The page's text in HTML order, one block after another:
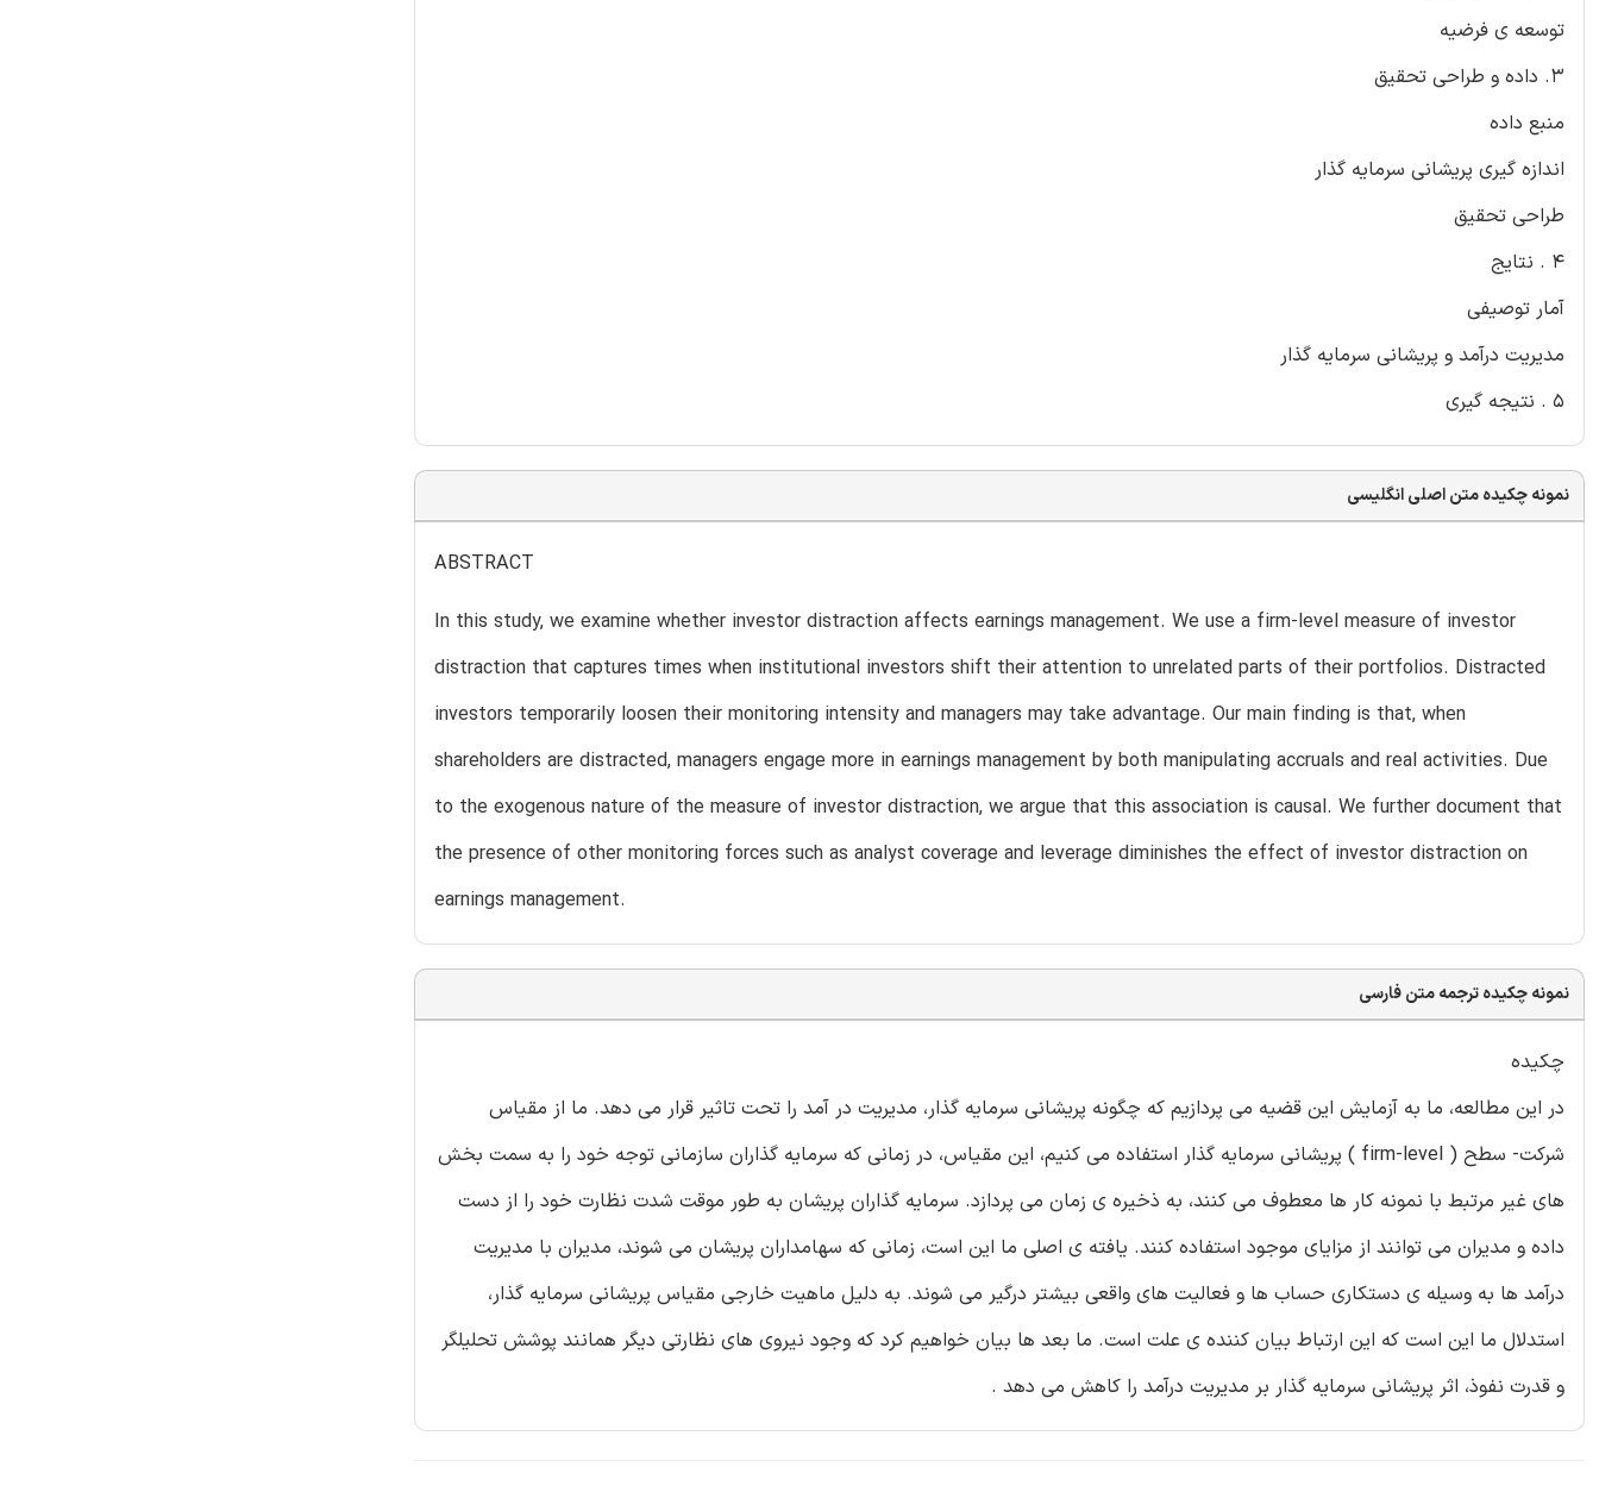
توسعه ی فرضیه
۳. داده و طراحی تحقیق
منبع داده
اندازه گیری پریشانی سرمایه گذار
طراحی تحقیق
۴ . نتایج
آمار توصیفی
مدیریت درآمد و پریشانی سرمایه گذار
۵ . نتیجه گیری
نمونه چکیده متن اصلی انگلیسی
ABSTRACT
In this study, we examine whether investor distraction affects earnings management. We use a firm-level measure of investor
distraction that captures times when institutional investors shift their attention to unrelated parts of their portfolios. Distracted
investors temporarily loosen their monitoring intensity and managers may take advantage. Our main finding is that, when
shareholders are distracted, managers engage more in earnings management by both manipulating accruals and real activities. Due
to the exogenous nature of the measure of investor distraction, we argue that this association is causal. We further document that
the presence of other monitoring forces such as analyst coverage and leverage diminishes the effect of investor distraction on
earnings management.
نمونه چکیده ترجمه متن فارسی
چکیده
در این مطالعه، ما به آزمایش این قضیه می پردازیم که چگونه پریشانی سرمایه گذار، مدیریت در آمد را تحت تاثیر قرار می دهد. ما از مقیاس
شرکت- سطح ( firm-level ) پریشانی سرمایه گذار استفاده می کنیم، این مقیاس، در زمانی که سرمایه گذاران سازمانی توجه خود را به سمت بخش
های غیر مرتبط با نمونه کار ها معطوف می کنند، به ذخیره ی زمان می پردازد. سرمایه گذاران پریشان به طور موقت شدت نظارت خود را از دست
داده و مدیران می توانند از مزایای موجود استفاده کنند. یافته ی اصلی ما این است، زمانی که سهامداران پریشان می شوند، مدیران با مدیریت
درآمد ها به وسیله ی دستکاری حساب ها و فعالیت های واقعی بیشتر درگیر می شوند. به دلیل ماهیت خارجی مقیاس پریشانی سرمایه گذار،
استدلال ما این است که این ارتباط بیان کننده ی علت است. ما بعد ها بیان خواهیم کرد که وجود نیروی های نظارتی دیگر همانند پوشش تحلیلگر
و قدرت نفوذ، اثر پریشانی سرمایه گذار بر مدیریت درآمد را کاهش می دهد .